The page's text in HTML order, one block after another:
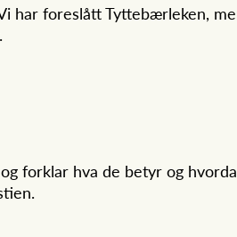
har foreslått Tyttebærleken,
forklar hva de betyr og